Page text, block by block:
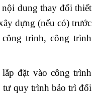
dung thay đổi thiết
dựng (nếu có) trước
trình, công trình
đặt vào công trình
tư quy trình bảo trì đối